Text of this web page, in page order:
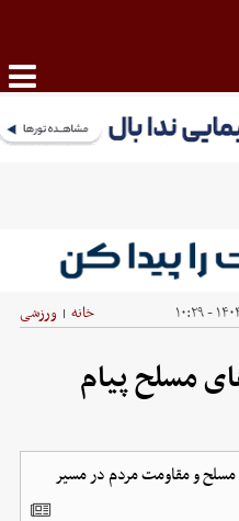
خانه | ورزشی
مسلح پیام
مسلح و مقاومت مردم در مسیر